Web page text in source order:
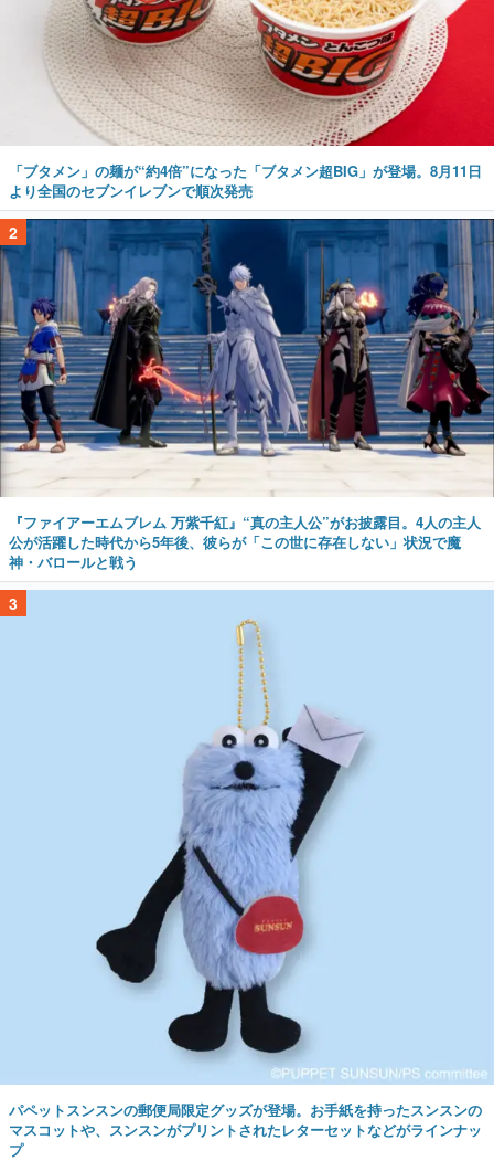
「ブタメン」の麺が“約4倍”になった「ブタメン超BIG」が登場。8月11日
より全国のセブンイレブンで順次発売
2
『ファイアーエムブレム 万紫千紅』“真の主人公”がお披露目。4人の主人
公が活躍した時代から5年後、彼らが「この世に存在しない」状況で魔
神・バロールと戦う
3
パペットスンスンの郵便局限定グッズが登場。お手紙を持ったスンスンの
マスコットや、スンスンがプリントされたレターセットなどがラインナッ
プ